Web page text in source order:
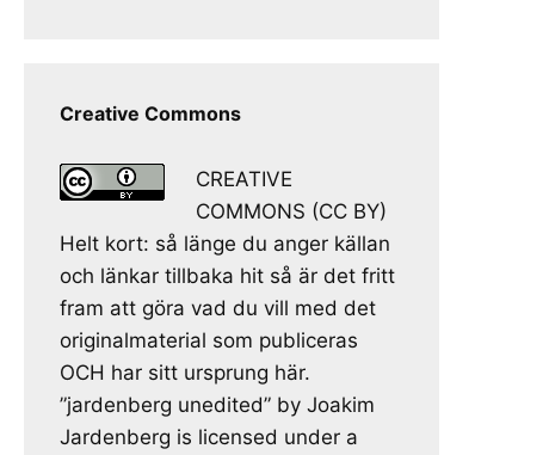
Creative Commons
CREATIVE
COMMONS (CC BY)
Helt kort: så länge du anger källan
och länkar tillbaka hit så är det fritt
fram att göra vad du vill med det
originalmaterial som publiceras
OCH har sitt ursprung här.
”jardenberg unedited” by Joakim
Jardenberg is licensed under a